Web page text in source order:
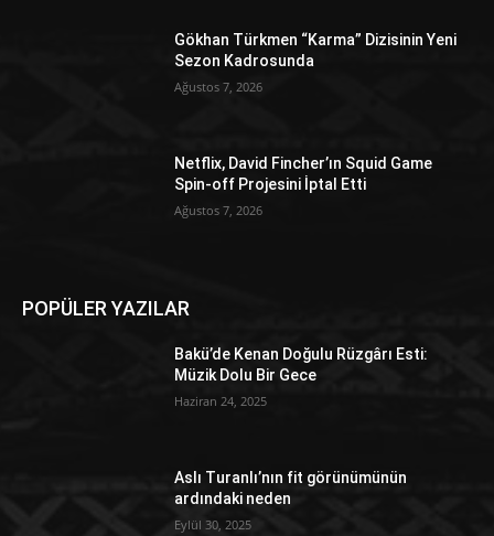
Gökhan Türkmen “Karma” Dizisinin Yeni
Sezon Kadrosunda
Ağustos 7, 2026
Netflix, David Fincher’ın Squid Game
Spin-off Projesini İptal Etti
Ağustos 7, 2026
POPÜLER YAZILAR
Bakü’de Kenan Doğulu Rüzgârı Esti:
Müzik Dolu Bir Gece
Haziran 24, 2025
Aslı Turanlı’nın fit görünümünün
ardındaki neden
Eylül 30, 2025